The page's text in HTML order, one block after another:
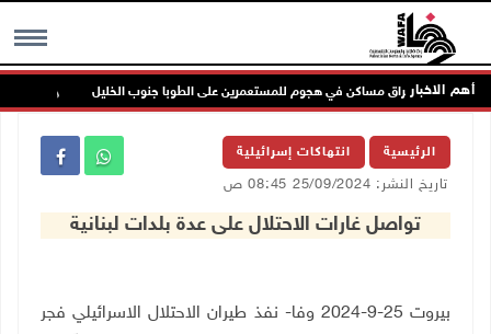
MENU أهم الاخبار
إصابات وإحراق مساكن في هجوم للمستعمرين على الطوبا جنوب الخليل
الرئيسية انتهاكات إسرائيلية
تاريخ النشر: 25/09/2024 08:45 ص
تواصل غارات الاحتلال على عدة بلدات لبنانية
بيروت 25-9-2024 وفا- نفذ طيران الاحتلال الاسرائيلي فجر